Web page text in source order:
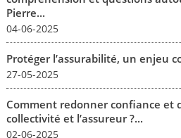
Pierre...
04-06-2025
Protéger l’assurabilité, un enjeu
27-05-2025
Comment redonner confiance et
collectivité et l’assureur ?...
02-06-2025